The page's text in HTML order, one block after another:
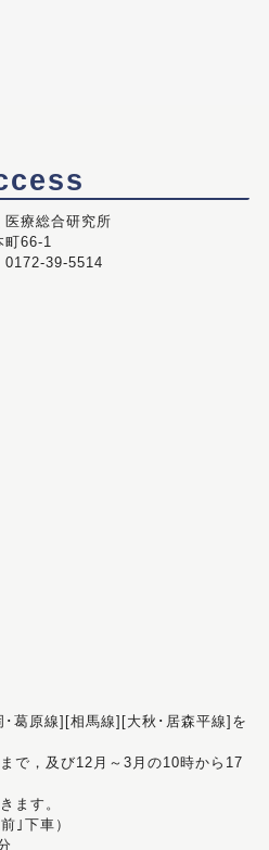
医療総合研究所
66-1
39-5514
葛原線][相馬線][大秋･居森平線]を
で，及び12月～3月の10時から17
ます。
｣下車）